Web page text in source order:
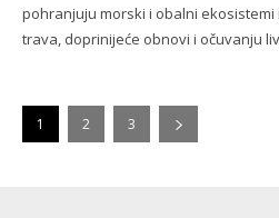
pohranjuju morski i obalni ekosistemi
trava, doprinijeće obnovi i očuvanju
1 2 3